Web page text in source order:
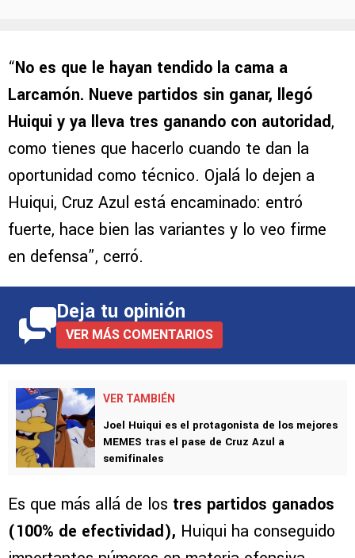
“No es que le hayan tendido la cama a
Larcamón. Nueve partidos sin ganar, llegó
Huiqui y ya lleva tres ganando con autoridad,
como tienes que hacerlo cuando te dan la
oportunidad como técnico. Ojalá lo dejen a
Huiqui, Cruz Azul está encaminado: entró
fuerte, hace bien las variantes y lo veo firme
en defensa”, cerró.
Deja tu opinión
VER MÁS COMENTARIOS
VER TAMBIÉN
Joel Huiqui es el protagonista de los mejores
MEMES tras el pase de Cruz Azul a
semifinales
Es que más allá de los tres partidos ganados
(100% de efectividad), Huiqui ha conseguido